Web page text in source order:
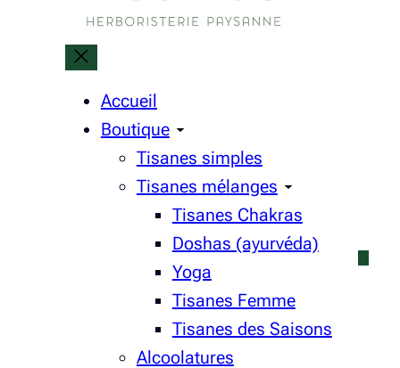
Accueil
Boutique
Tisanes simples
Tisanes mélanges
Tisanes Chakras
Doshas (ayurvéda)
Yoga
Tisanes Femme
Tisanes des Saisons
Alcoolatures